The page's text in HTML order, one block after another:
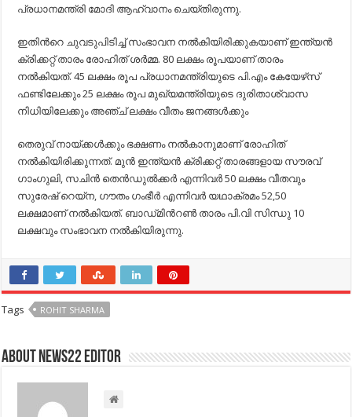
പ്രധാനമന്ത്രി മോദി ആഹ്വാനം ചെയ്​തിരുന്നു.
ഇതി​ന്‍റെ ചുവടുപിടിച്ച്‌​ സംഭാവന നല്‍കിയിരിക്കുകയാണ്​ ഇന്ത്യന്‍
ക്രിക്കറ്റ്​ താരം രോഹിത്​ ശര്‍മ്മ. 80 ലക്ഷം രൂപയാണ് താരം
നല്‍കിയത്. 45 ലക്ഷം രൂപ പ്രധാനമന്ത്രിയുടെ പി.എം കേയേഴ്​സ്​
ഫണ്ടിലേക്കും 25 ലക്ഷം രൂപ മുഖ്യമന്ത്രിയുടെ ദുരിതാശ്വാസ
നിധിയിലേക്കും അഞ്ച്​ ലക്ഷം വീതം ജനങ്ങള്‍ക്കും
തെരുവ്​ നായ്​ക്കള്‍ക്കും ഭക്ഷണം നല്‍കാനുമാണ്​ രോഹിത്​
നല്‍കിയിരിക്കുന്നത്​. മുന്‍ ഇന്ത്യന്‍ ക്രിക്കറ്റ്​ താരങ്ങളായ സൗരവ്​
ഗാംഗുലി, സചിന്‍ തെന്‍ഡുല്‍ക്കര്‍ എന്നിവര്‍ 50 ലക്ഷം വീതവും
സുരേഷ്​ റെയ്​ന, ഗൗതം ഗംഭീര്‍ എന്നിവര്‍ യഥാക്രമം 52,50
ലക്ഷമാണ്​ നല്‍കിയത്. ബാഡ്​മിന്‍റണ്‍ താരം പി.വി സിന്ധു 10
ലക്ഷവും സംഭാവന നല്‍കിയിരുന്നു.
Tags ROHIT SHARMA
About NEWS22 EDITOR